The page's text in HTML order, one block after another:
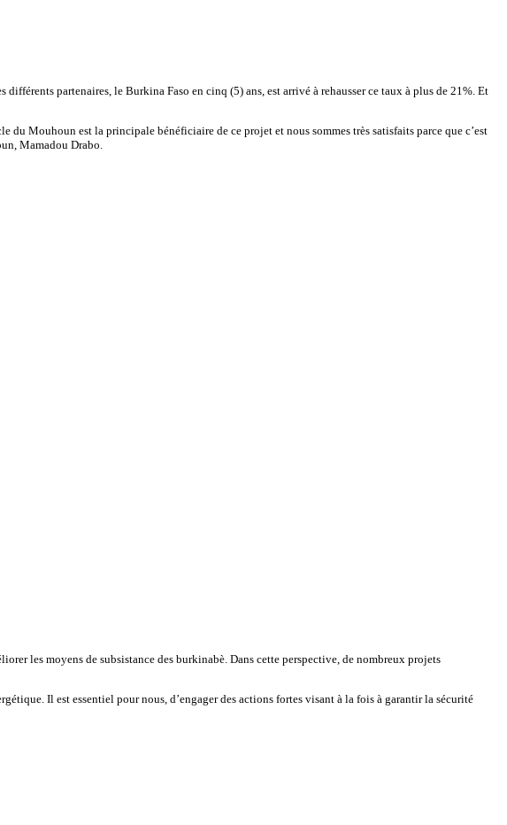
partenaires, le Burkina Faso en cinq (5) ans, est arrivé à rehausser ce taux à plus de 21%. Et
Mouhoun est la principale bénéficiaire de ce projet et nous sommes très satisfaits parce que c’est
Mamadou Drabo.
les moyens de subsistance des burkinabè. Dans cette perspective, de nombreux projets
Il est essentiel pour nous, d’engager des actions fortes visant à la fois à garantir la sécurité